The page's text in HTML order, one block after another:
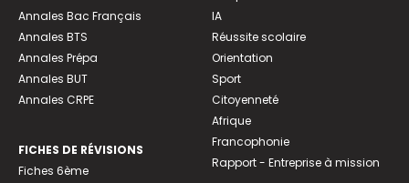
Annales Bac Français
Annales BTS
Annales Prépa
Annales BUT
Annales CRPE
FICHES DE RÉVISIONS
Fiches 6ème
IA
Réussite scolaire
Orientation
Sport
Citoyenneté
Afrique
Francophonie
Rapport - Entreprise à mission